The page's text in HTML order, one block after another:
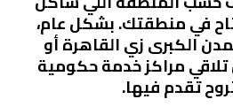
في منطقتك. بشكل عام،
الكبرى زي القاهرة أو
مراكز خدمة حكومية
تقدم فيها.